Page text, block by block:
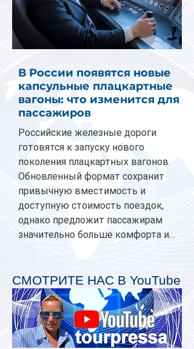
В России появятся новые
капсульные плацкартные
вагоны: что изменится для
пассажиров
Российские железные дороги
готовятся к запуску нового
поколения плацкартных вагонов.
Обновленный формат сохранит
привычную вместимость и
доступную стоимость поездок,
однако предложит пассажирам
значительно больше комфорта и
планируется начать в 2027 году.
Одним из главных нововведений
станут индивидуальные шторки у
каждого спального места. Они
позволят пассажирам закрыть свою
СМОТРИТЕ НАС В YouTube